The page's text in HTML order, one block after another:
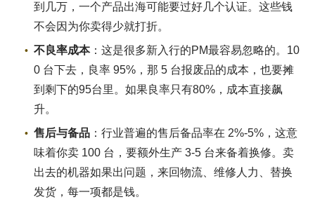
到几万，一个产品出海可能要过好几个认证。这些钱
不会因为你卖得少就打折。
不良率成本：这是很多新入行的PM最容易忽略的。10
0 台下去，良率 95%，那 5 台报废品的成本，也要摊
到剩下的95台里。如果良率只有80%，成本直接飙
升。
售后与备品 ：行业普遍的售后备品率在 2%-5%，这意
味着你卖 100 台，要额外生产 3-5 台来备着换修。卖
出去的机器如果出问题，来回物流、维修人力、替换
发货，每一项都是钱。